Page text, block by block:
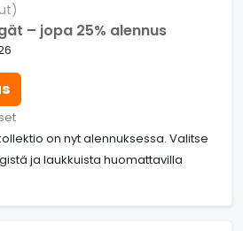
– jopa 25% alennus
on nyt alennuksessa. Valitse
ja laukkuista huomattavilla